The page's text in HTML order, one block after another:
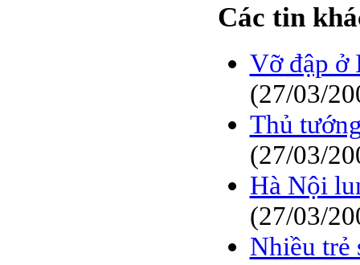
Các tin
Vỡ đập ở
(27/03/
Thủ
(27/03/
Hà Nội
(27/03/
Nhiều trẻ